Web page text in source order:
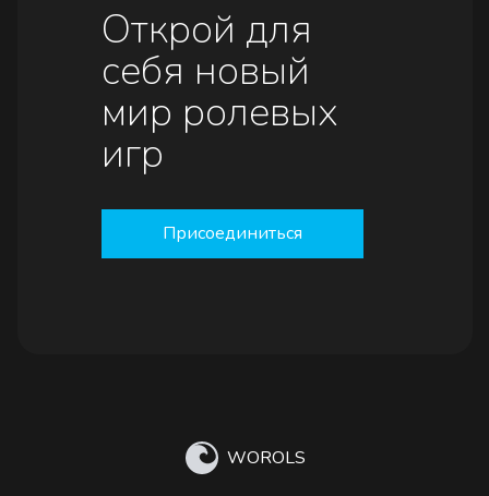
Открой для
себя новый
мир ролевых
игр
Присоединиться
WOROLS